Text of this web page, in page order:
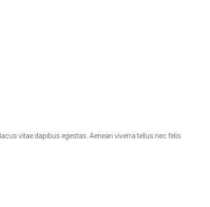
vitae dapibus egestas. Aenean viverra tellus nec felis